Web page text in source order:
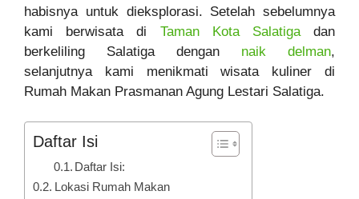
habisnya untuk dieksplorasi. Setelah sebelumnya
kami berwisata di Taman Kota Salatigadan
berkeliling Salatiga dengan naik delman,
selanjutnya kami menikmati wisata kuliner di
Rumah Makan Prasmanan Agung Lestari Salatiga.
Daftar Isi
Daftar Isi:
Lokasi Rumah Makan